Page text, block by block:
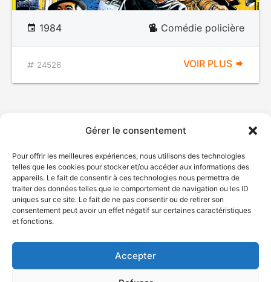
Gérer le consentement
Pour offrir les meilleures expériences, nous utilisons des technologies
telles que les cookies pour stocker et/ou accéder aux informations des
appareils. Le fait de consentir à ces technologies nous permettra de
traiter des données telles que le comportement de navigation ou les ID
uniques sur ce site. Le fait de ne pas consentir ou de retirer son
consentement peut avoir un effet négatif sur certaines caractéristiques
et fonctions.
Accepter
1984 Comédie policière
24526 VOIR PLUS
© Gouvernement du Québec, 2026
Plan du site
Accessibilité
Accès à l'information